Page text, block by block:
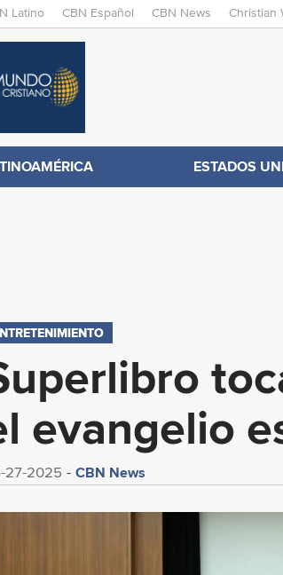
Latino CBN Español CBN News Christian
ESTADOS
evangelio
27-2025 CBN News